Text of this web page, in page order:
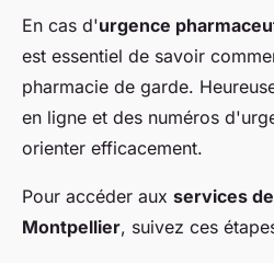
En cas d'urgence
est essentiel de savoir
pharmacie de garde.
en ligne et des numéros
orienter efficacement.
Pour accéder aux services
Montpellier, suivez ces